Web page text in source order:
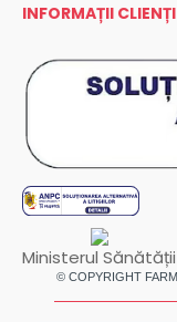
INFORMAȚII CLIENȚI
Ministerul Sănătății
© COPYRIGHT